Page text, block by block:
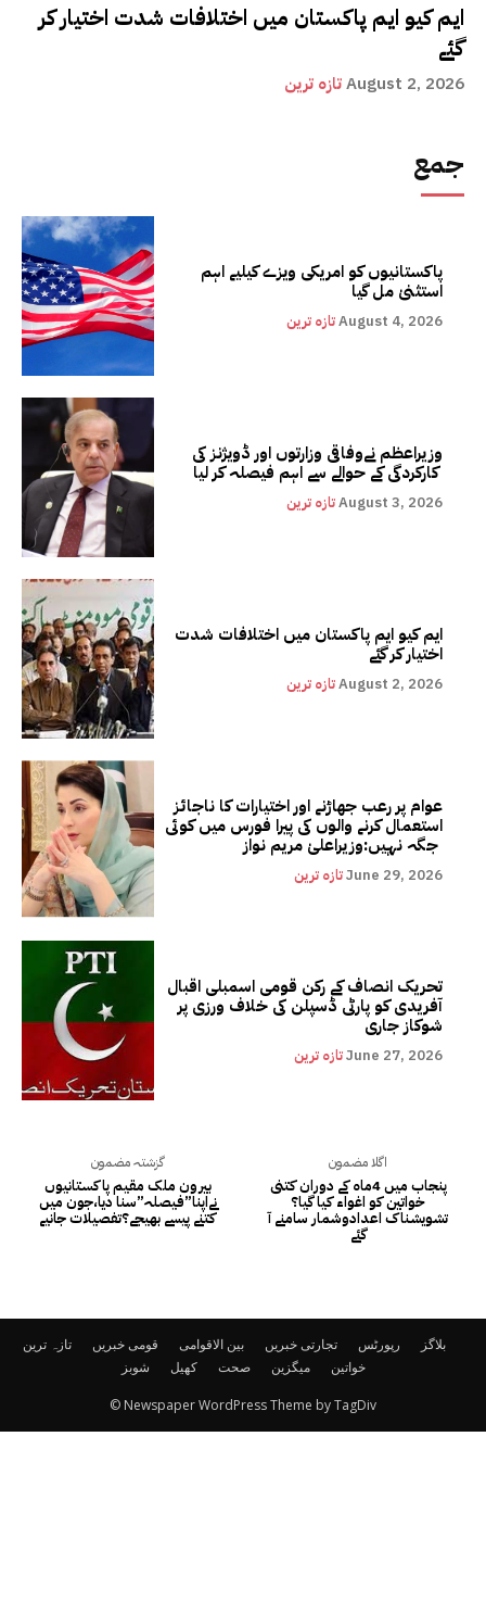
ایم کیو ایم پاکستان میں اختلافات شدت اختیار کر
گئے
تازہ ترینAugust 2, 2026
جمع
پاکستانیوں کو امریکی ویزے کیلیے اہم
استثنیٰ مل گیا
تازہ ترینAugust 4, 2026
وزیراعظم نےوفاقی وزارتوں اور ڈویژنز کی
کارکردگی کے حوالے سے اہم فیصلہ کر لیا
تازہ ترینAugust 3, 2026
ایم کیو ایم پاکستان میں اختلافات شدت
اختیار کر گئے
تازہ ترینAugust 2, 2026
عوام پر رعب جھاڑنے اور اختیارات کا ناجائز
استعمال کرنے والوں کی پیرا فورس میں کوئی
تازہ ترینJune 29, 2026
تحریک انصاف کے رکن قومی اسمبلی اقبال
آفریدی کو پارٹی ڈسپلن کی خلاف ورزی پر
شوکاز جاری
تازہ ترینJune 27, 2026
گزشتہ مضمون
بیرون ملک مقیم پاکستانیوں
نےاپنا”فیصلہ”سنا دیا،جون میں
کتنے پیسے بھیجے؟تفصیلات جانیے
اگلا مضمون
پنجاب میں 4ماہ کے دوران کتنی
خواتین کو اغواء کیا گیا؟
تشویشناک اعدادوشمار سامنے آ
گئے
تازہ ترین قومی خبریں بین الاقوامی تجارتی خبریں رپورٹس
بلاگز
شوبز
کھیل صحت میگزین خواتین
© Newspaper WordPress Theme by TagDiv